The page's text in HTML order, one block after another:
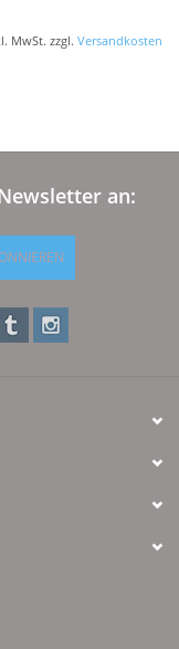
MwSt. zzgl. Versandkosten
an: